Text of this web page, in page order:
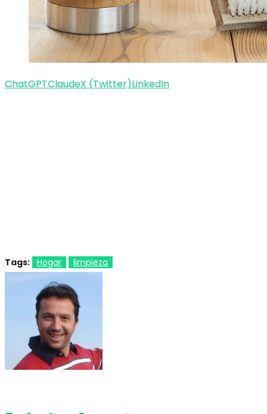
ChatGPTClaudeX (Twitter)LinkedIn
Tags: Hogar limpieza